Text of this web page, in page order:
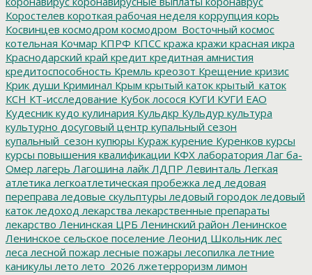
Коростелев короткая рабочая неделя коррупция корь
Косвинцев космодром космодром_Восточный космос
котельная Кочмар КПРФ КПСС кража кражи красная икра
Краснодарский край кредит кредитная амнистия
кредитоспособность Кремль креозот Крещение кризис
Крик души Криминал Крым крытый каток крытый_каток
КСН КТ-исследование Кубок лосося КУГИ КУГИ ЕАО
Кудесник кудо кулинария Кульдкр Кульдур культура
культурно досуговый центр купальный сезон
купальный_сезон купюры Кураж курение Куренков курсы
курсы повышения квалификации КФХ лаборатория Лаг ба-
Омер лагерь Лагошина лайк ЛДПР Левинталь Легкая
атлетика легкоатлетическая пробежка лед ледовая
переправа ледовые скульптуры ледовый городок ледовый
каток ледоход лекарства лекарственные препараты
лекарство Ленинская ЦРБ Ленинский район Ленинское
Ленинское сельское поселение Леонид Школьник лес
леса лесной пожар лесные пожары лесопилка летние
каникулы лето лето_2026 лжетерроризм лимон